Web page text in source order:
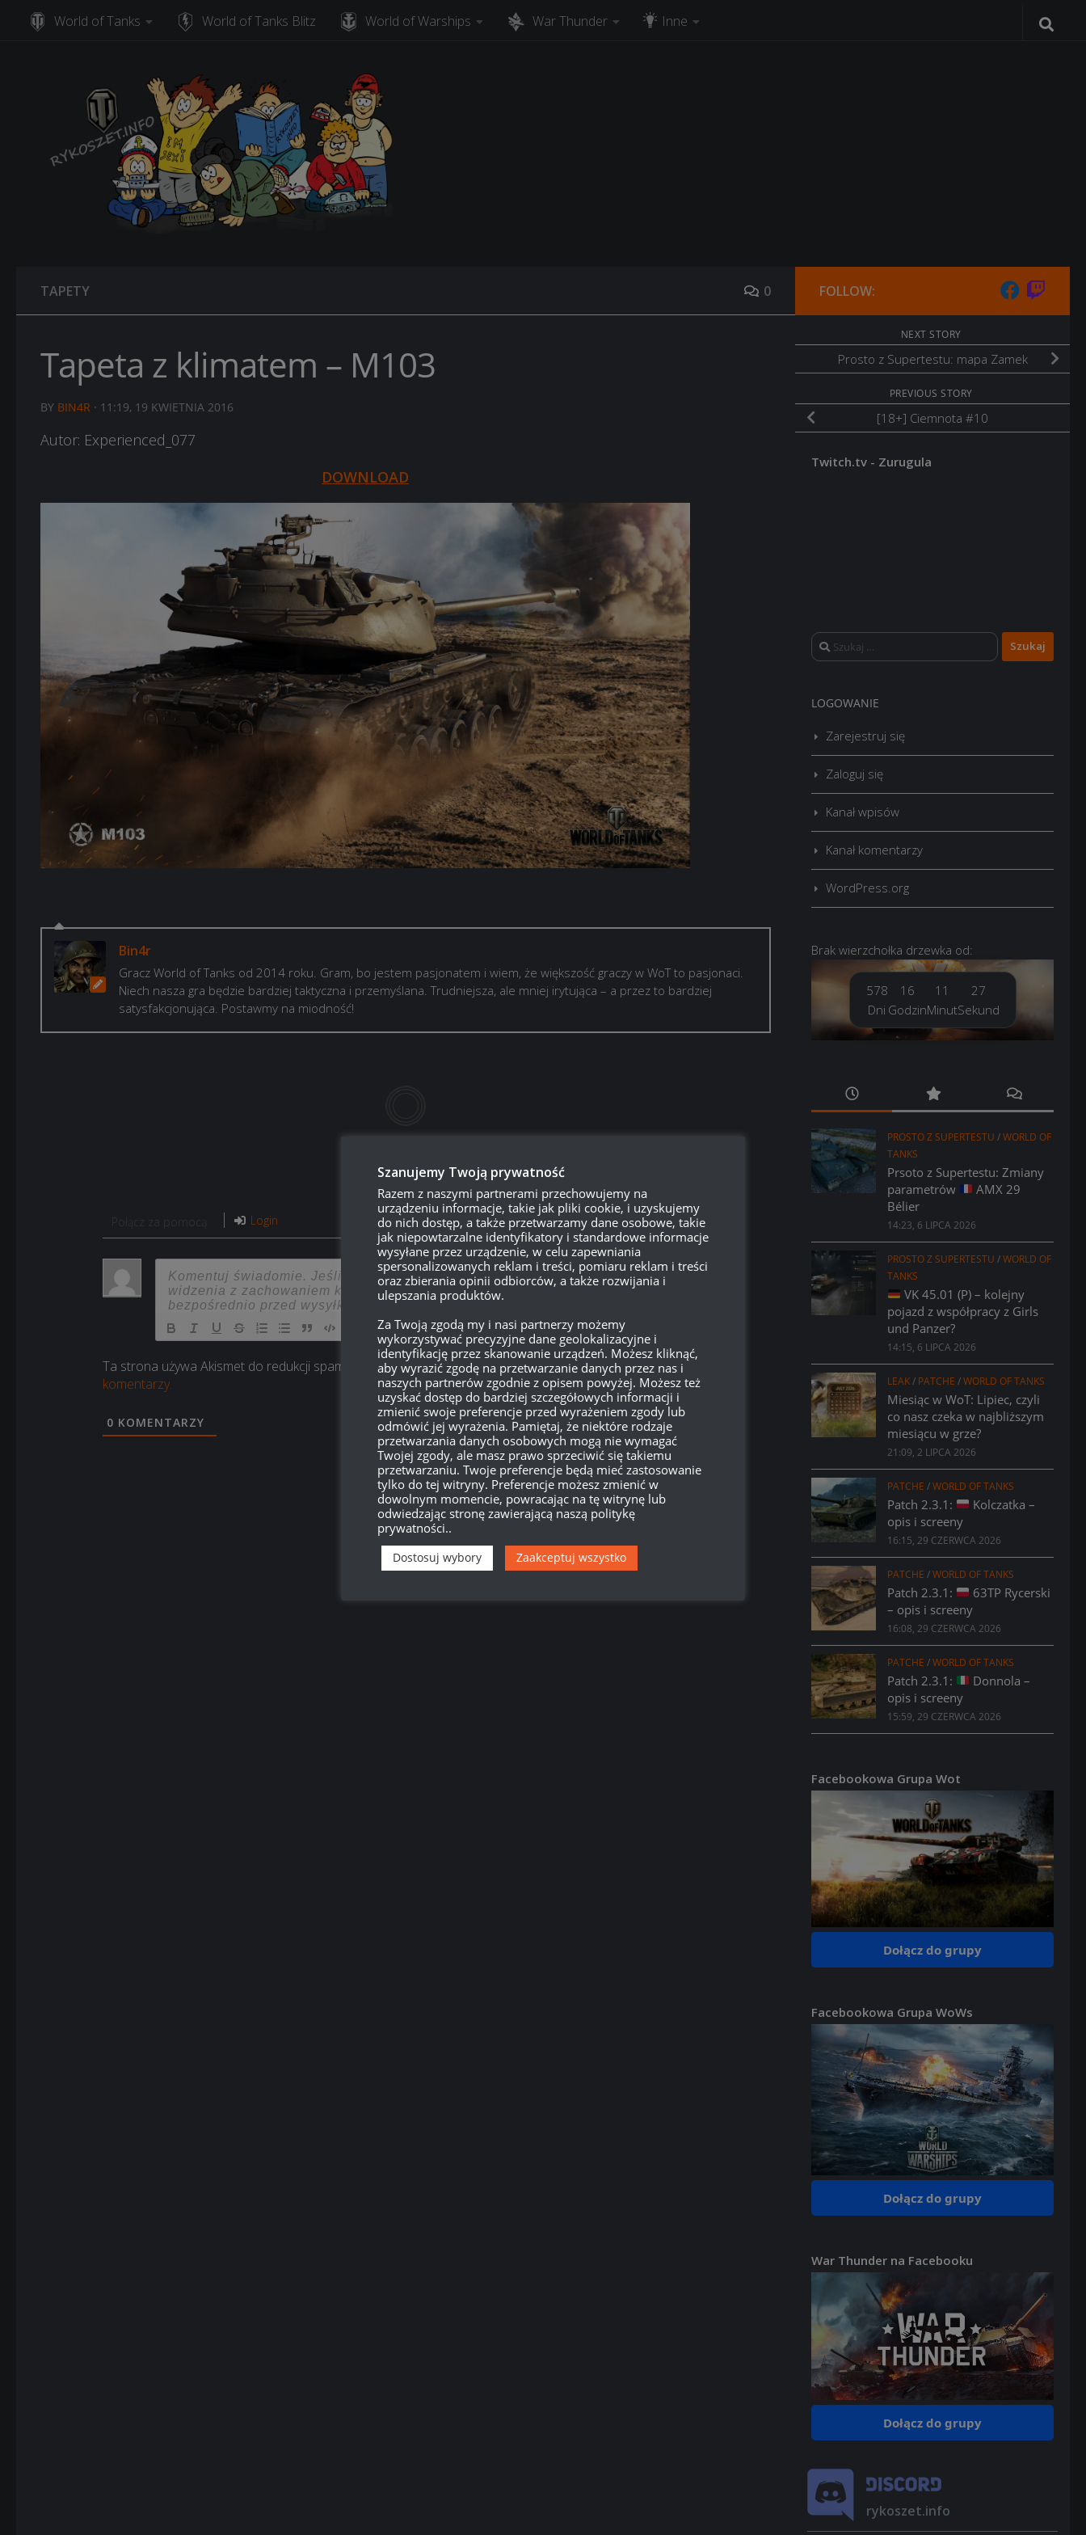
Skip to content
World of Tanks World of Tanks Blitz World of Warships War Thunder Inne
TAPETY 0
Tapeta z klimatem – M103
BY BIN4R · 11:19, 19 KWIETNIA 2016
Autor: Experienced_077
DOWNLOAD
Bin4r
Gracz World of Tanks od 2014 roku. Gram, bo jestem pasjonatem i wiem, że większość graczy w WoT to pasjonaci.
Niech nasza gra będzie bardziej taktyczna i przemyślana. Trudniejsza, ale mniej irytująca – a przez to bardziej
satysfakcjonująca. Postawmy na miodność!
Login
750
{} [+]
Ta strona używa Akismet do redukcji spamu.
Dowiedz się, w jaki sposób przetwarzane są dane Twoich
komentarzy.
0 KOMENTARZY
FOLLOW:
NEXT STORY
Prosto z Supertestu: mapa Zamek
PREVIOUS STORY
[18+] Ciemnota #10
Twitch.tv - Zurugula
Szukaj:
LOGOWANIE
Zarejestruj się
Zaloguj się
Kanał wpisów
Kanał komentarzy
WordPress.org
Brak wierzchołka drzewka od:
578
Dni
16
Godzin
11
Minut
29
Sekund
PROSTO Z SUPERTESTU /WORLD OF
TANKS
Prsoto z Supertestu: Zmiany
parametrów
AMX 29
Bélier
14:23, 6 LIPCA 2026
PROSTO Z SUPERTESTU /WORLD OF
TANKS
VK 45.01 (P) – kolejny
pojazd z współpracy z Girls
und Panzer?
14:15, 6 LIPCA 2026
LEAK/ PATCHE /WORLD OF TANKS
Miesiąc w WoT: Lipiec, czyli
co nasz czeka w najbliższym
miesiącu w grze?
21:09, 2 LIPCA 2026
PATCHE /WORLD OF TANKS
Patch 2.3.1:
Kolczatka –
opis i screeny
16:15, 29 CZERWCA 2026
PATCHE /WORLD OF TANKS
Patch 2.3.1:
63TP Rycerski
– opis i screeny
16:08, 29 CZERWCA 2026
PATCHE /WORLD OF TANKS
Patch 2.3.1:
Donnola –
opis i screeny
15:59, 29 CZERWCA 2026
Facebookowa Grupa Wot
Dołącz do grupy
Facebookowa Grupa WoWs
Dołącz do grupy
War Thunder na Facebooku
Dołącz do grupy
rykoszet.info
Szanujemy Twoją prywatność
Razem z naszymi partnerami przechowujemy na
urządzeniu informacje, takie jak pliki cookie, i uzyskujemy
do nich dostęp, a także przetwarzamy dane osobowe, takie
jak niepowtarzalne identyfikatory i standardowe informacje
wysyłane przez urządzenie, w celu zapewniania
spersonalizowanych reklam i treści, pomiaru reklam i treści
oraz zbierania opinii odbiorców, a także rozwijania i
ulepszania produktów.
Za Twoją zgodą my i nasi partnerzy możemy
wykorzystywać precyzyjne dane geolokalizacyjne i
identyfikację przez skanowanie urządzeń. Możesz kliknąć,
aby wyrazić zgodę na przetwarzanie danych przez nas i
naszych partnerów zgodnie z opisem powyżej. Możesz też
uzyskać dostęp do bardziej szczegółowych informacji i
zmienić swoje preferencje przed wyrażeniem zgody lub
odmówić jej wyrażenia. Pamiętaj, że niektóre rodzaje
przetwarzania danych osobowych mogą nie wymagać
Twojej zgody, ale masz prawo sprzeciwić się takiemu
przetwarzaniu. Twoje preferencje będą mieć zastosowanie
tylko do tej witryny. Preferencje możesz zmienić w
dowolnym momencie, powracając na tę witrynę lub
odwiedzając stronę zawierającą naszą politykę
prywatności..
Dostosuj wybory Zaakceptuj wszystko